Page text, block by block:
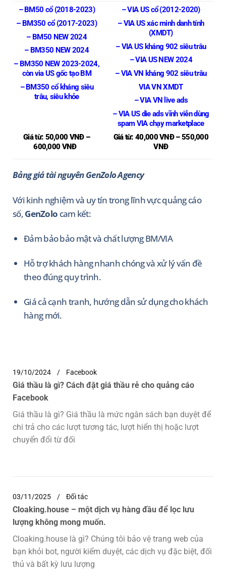
– BM50 cổ (2018-2023)
– BM350 cổ (2017-2023)
– BM50 NEW 2024
– BM350 NEW 2024
– BM350 NEW 2023-2024,
còn via US gốc tạo BM
– BM350 cổ kháng siêu
trâu, siêu khỏe
Giá từ: 50,000 VNĐ –
600,000 VNĐ
– VIA US cổ (2012-2020)
– VIA US xác minh danh tính
(XMDT)
– VIA US kháng 902 siêu trâu
– VIA US NEW 2024
– VIA VN kháng 902 siêu trâu
VIA VN XMDT
– VIA VN live ads
– VIA US die ads vĩnh viễn dùng
spam VIA chạy marketplace
Giá từ: 40,000 VNĐ – 550,000
VNĐ
Bảng giá tài nguyên GenZolo Agency
Với kinh nghiệm và uy tín trong lĩnh vực quảng cáo
số,GenZolo cam kết:
Đảm bảo bảo mật và chất lượng BM/VIA
Hỗ trợ khách hàng nhanh chóng và xử lý vấn đề
theo đúng quy trình.
Giá cả cạnh tranh, hướng dẫn sử dụng cho khách
hàng mới.
19/10/2024 Facebook
Giá thầu là gì? Cách đặt giá thầu rẻ cho quảng cáo
Facebook
Giá thầu là gì? Giá thầu là mức ngân sách bạn duyệt để
chi trả cho các lượt tương tác, lượt hiển thị hoặc lượt
chuyển đổi từ đối
03/11/2025 Đối tác
Cloaking.house – một dịch vụ hàng đầu để lọc lưu
lượng không mong muốn.
Сloaking.house là gì? Chúng tôi bảo vệ trang web của
bạn khỏi bot, người kiểm duyệt, các dịch vụ đặc biệt, đối
thủ và bất kỳ lưu lượng